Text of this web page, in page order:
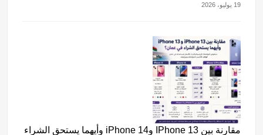
19 يوليو، 2026
مقارنة بين IPhone 13 وiPhone 14 وأيهما يستحق الشراء